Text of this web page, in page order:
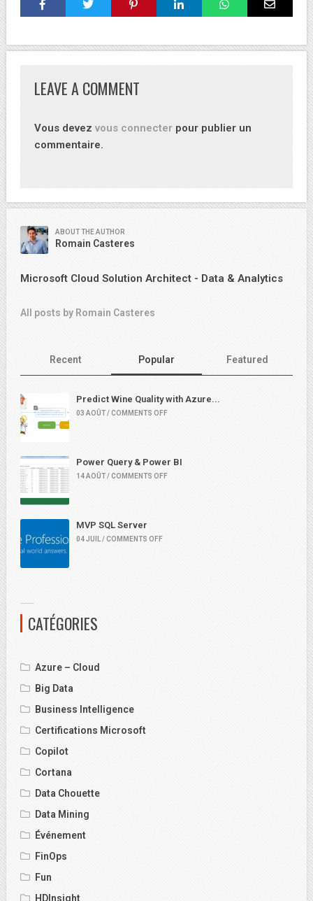
LEAVE A COMMENT
Vous devez vous connecter pour publier un
commentaire.
ABOUT THE AUTHOR
Romain Casteres
Microsoft Cloud Solution Architect - Data & Analytics
All posts by Romain Casteres
Recent Popular Featured
Predict Wine Quality with Azure...
03 AOÛT / COMMENTS OFF
Power Query & Power BI
14 AOÛT / COMMENTS OFF
MVP SQL Server
04 JUIL / COMMENTS OFF
CATÉGORIES
Azure – Cloud
Big Data
Business Intelligence
Certifications Microsoft
Copilot
Cortana
Data Chouette
Data Mining
Événement
FinOps
Fun
HDInsight